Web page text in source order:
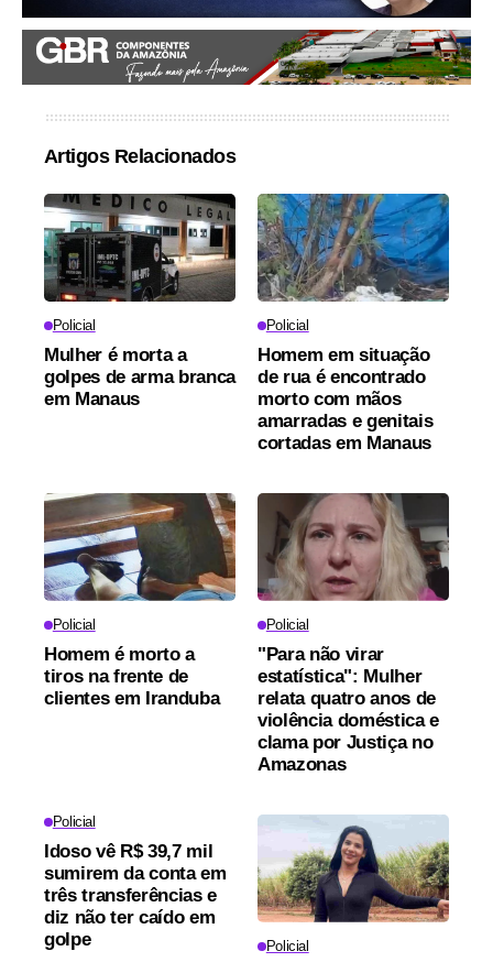
Artigos Relacionados
Policial
Mulher é morta a
golpes de arma branca
em Manaus
Policial
Homem em situação
de rua é encontrado
morto com mãos
amarradas e genitais
cortadas em Manaus
Policial
Homem é morto a
tiros na frente de
clientes em Iranduba
Policial
"Para não virar
estatística": Mulher
relata quatro anos de
violência doméstica e
clama por Justiça no
Amazonas
Policial
Idoso vê R$ 39,7 mil
sumirem da conta em
três transferências e
diz não ter caído em
golpe
Policial